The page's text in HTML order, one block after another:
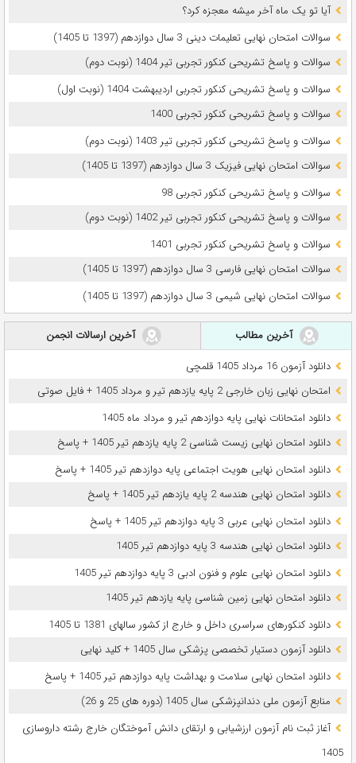
آیا تو یک ماه آخر میشه معجزه کرد؟
سوالات امتحان نهایی تعلیمات دینی 3 سال دوازدهم (1397 تا 1405)
سوالات و پاسخ تشریحی کنکور تجربی تیر 1404 (نوبت دوم)
سوالات و پاسخ تشریحی کنکور تجربی اردیبهشت 1404 (نوبت اول)
سوالات و پاسخ تشریحی کنکور تجربی 1400
سوالات و پاسخ تشریحی کنکور تجربی تیر 1403 (نوبت دوم)
سوالات امتحان نهایی فیزیک 3 سال دوازدهم (1397 تا 1405)
سوالات و پاسخ تشریحی کنکور تجربی 98
سوالات و پاسخ تشریحی کنکور تجربی تیر 1402 (نوبت دوم)
سوالات و پاسخ تشریحی کنکور تجربی 1401
سوالات امتحان نهایی فارسی 3 سال دوازدهم (1397 تا 1405)
سوالات امتحان نهایی شیمی 3 سال دوازدهم (1397 تا 1405)
آخرین مطالب
آخرین ارسالات انجمن
دانلود آزمون 16 مرداد 1405 قلمچی
امتحان نهایی زبان خارجی 2 پایه یازدهم تیر و مرداد 1405 + فایل صوتی
دانلود امتحانات نهایی پایه دوازدهم تیر و مرداد ماه 1405
دانلود امتحان نهایی زیست شناسی 2 پایه یازدهم تیر 1405 + پاسخ
دانلود امتحان نهایی هویت اجتماعی پایه دوازدهم تیر 1405 + پاسخ
دانلود امتحان نهایی هندسه 2 پایه یازدهم تیر 1405 + پاسخ
دانلود امتحان نهایی عربی 3 پایه دوازدهم تیر 1405 + پاسخ
دانلود امتحان نهایی هندسه 3 پایه دوازدهم تیر 1405
دانلود امتحان نهایی علوم و فنون ادبی 3 پایه دوازدهم تیر 1405
دانلود امتحان نهایی زمین شناسی پایه یازدهم تیر 1405
دانلود کنکورهای سراسری داخل و خارج از کشور سالهای 1381 تا 1405
دانلود آزمون دستیار تخصصی پزشکی سال 1405 + کلید نهایی
دانلود امتحان نهایی سلامت و بهداشت پایه دوازدهم تیر 1405 + پاسخ
ﻣﻨﺎﺑﻊ آزﻣﻮن ﻣﻠﯽ دندانپزشکی سال 1405 (دوره های 25 و 26)
آغاز ثبت نام آزمون‌ ارزشیابی و ارتقای دانش آموختگان خارج رشته داروسازی
1405